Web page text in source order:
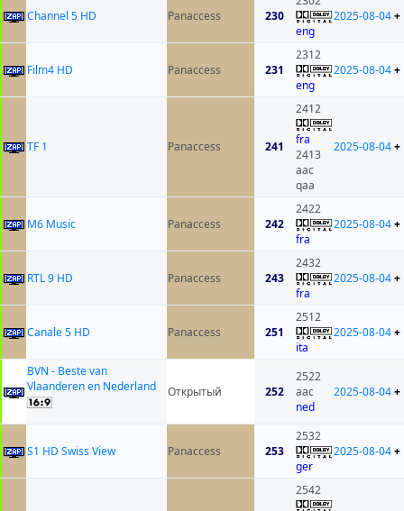
Channel 5 HD Panaccess 230
eng
2025-08-04+
Film4 HD Panaccess 231
2312
eng
2025-08-04+
TF 1 Panaccess 241
2412
fra
2413
aac
qaa
2025-08-04+
M6 Music Panaccess 242
2422
fra
2025-08-04+
RTL 9 HD Panaccess 243
2432
fra
2025-08-04+
Canale 5 HD Panaccess 251
2512
ita
2025-08-04+
BVN - Beste van
Vlaanderen en Nederland
Открытый 252
2522
aac
ned
2025-08-04+
S1 HD Swiss View Panaccess 253
2532
ger
2025-08-04+
2542